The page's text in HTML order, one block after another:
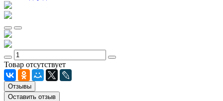
Товар отсутствует
Отзывы
Оставить отзыв